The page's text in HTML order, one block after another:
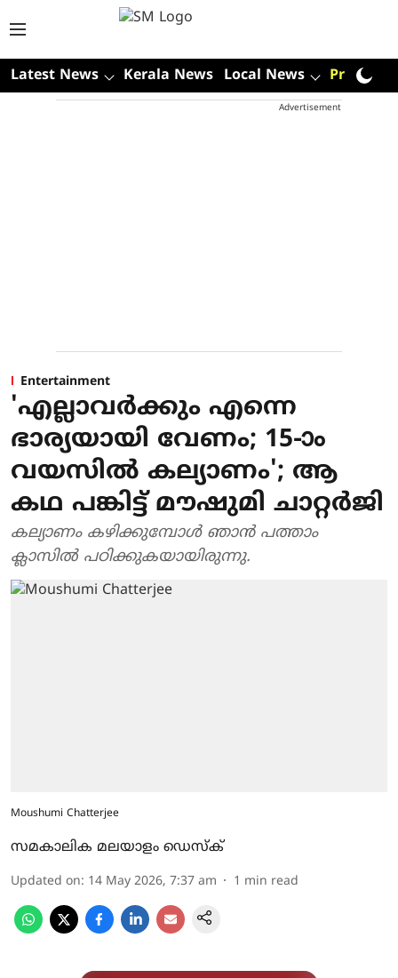
Latest News Kerala News Local News Premium
Advertisement
Entertainment
'എല്ലാവര്‍ക്കും എന്നെ
ഭാര്യയായി വേണം; 15-ാം
വയസില്‍ കല്യാണം'; ആ
കഥ പങ്കിട്ട് മൗഷുമി ചാറ്റര്‍ജി
കല്യാണം കഴിക്കുമ്പോള്‍ ഞാന്‍ പത്താം
ക്ലാസില്‍ പഠിക്കുകയായിരുന്നു.
Moushumi Chatterjee
സമകാലിക മലയാളം ഡെസ്ക്
Updated on: 14 May 2026, 7:37 am 1 min read